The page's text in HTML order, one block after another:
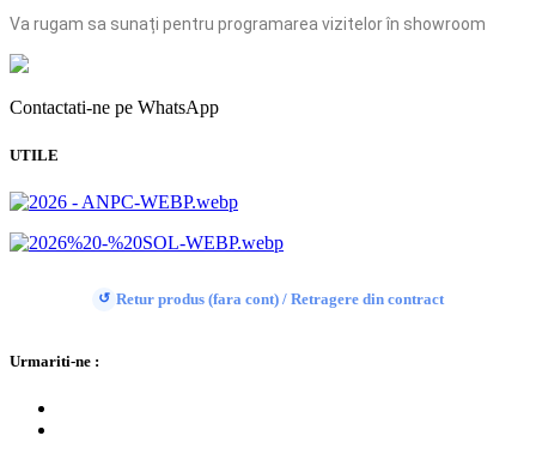
Va rugam sa sunați pentru programarea vizitelor în showroom
Contactati-ne pe WhatsApp
UTILE
↺ Retur produs (fara cont) / Retragere din contract
Urmariti-ne :